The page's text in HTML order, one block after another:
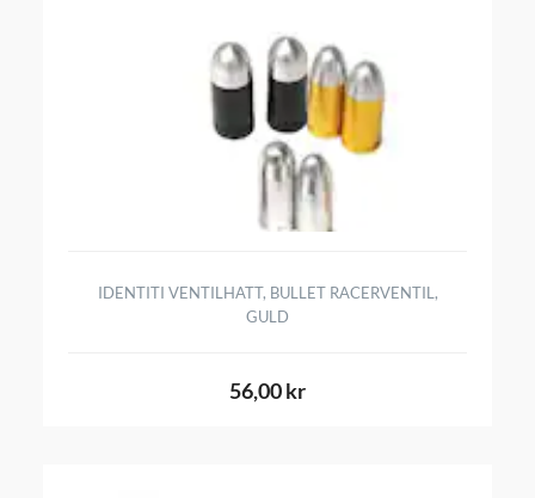
IDENTITI VENTILHATT, BULLET RACERVENTIL,
GULD
56,00 kr